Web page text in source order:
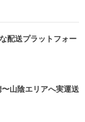
配送プラットフォー
山陰エリアへ実運送